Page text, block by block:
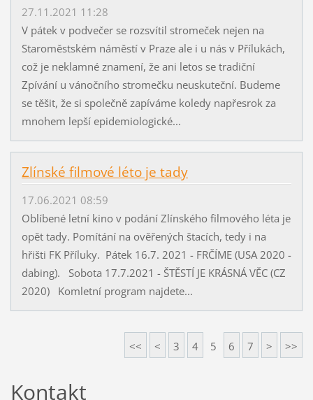
27.11.2021 11:28
V pátek v podvečer se rozsvítil stromeček nejen na
Staroměstském náměstí v Praze ale i u nás v Přílukách,
což je neklamné znamení, že ani letos se tradiční
Zpívání u vánočního stromečku neuskuteční. Budeme
se těšit, že si společně zapíváme koledy napřesrok za
mnohem lepší epidemiologické...
Zlínské filmové léto je tady
17.06.2021 08:59
Oblíbené letní kino v podání Zlínského filmového léta je
opět tady. Pomítání na ověřených štacích, tedy i na
hřišti FK Příluky. Pátek 16.7. 2021 - FRČÍME (USA 2020 -
dabing). Sobota 17.7.2021 - ŠTĚSTÍ JE KRÁSNÁ VĚC (CZ
2020) Komletní program najdete...
<< < 3 4 5 6 7 > >>
Kontakt